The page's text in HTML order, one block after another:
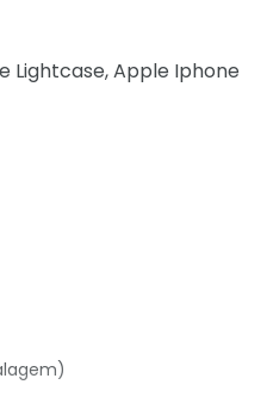
Lightcase, Apple Iphone